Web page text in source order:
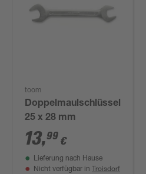
toom
Doppelmaulschlüssel
25 x 28 mm
13,99 €
Lieferung nach Hause
Nicht verfügbar in Troisdorf